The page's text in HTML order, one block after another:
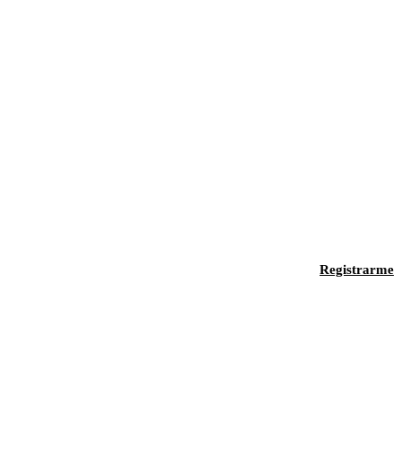
Registrarme